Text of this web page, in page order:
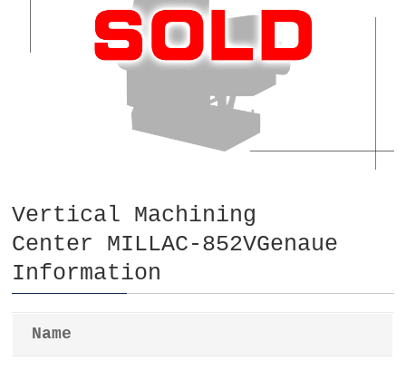
Vertical Machining
Center MILLAC-852VGenaue
Information
Name